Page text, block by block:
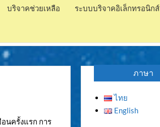
บริจาคช่วยเหลือ ระบบบริจาคอิเล็กทรอนิกส์
อนครั้งแรก การ
ภาษา
ไทย
English